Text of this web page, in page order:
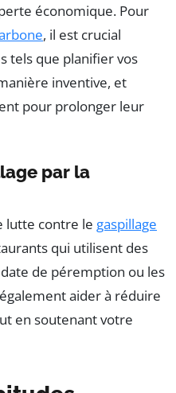
économique. Pour
, il est crucial
tels que planifier vos
inventive, et
pour prolonger leur
par la
lutte contre le gaspillage
qui utilisent des
de péremption ou les
aider à réduire
en soutenant votre